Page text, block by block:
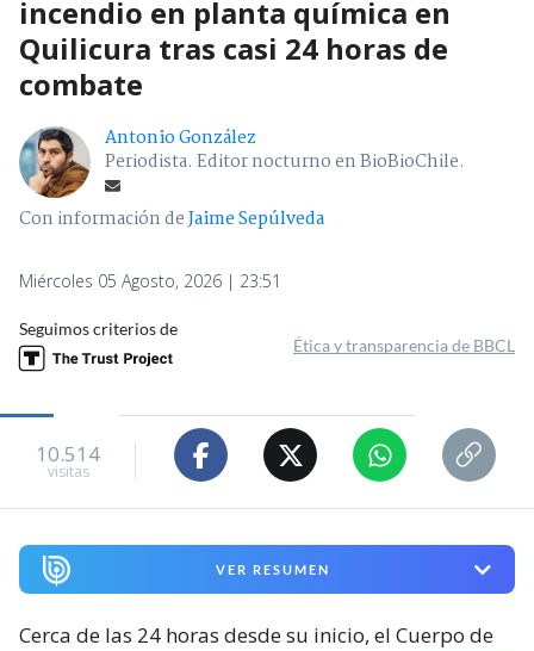
incendio en planta química en
Quilicura tras casi 24 horas de
combate
Antonio González
Periodista. Editor nocturno en BioBioChile.
Con información deJaime Sepúlveda
Miércoles 05 Agosto, 2026 | 23:51
Seguimos criterios de
Ética y transparencia de BBCL
10.514
visitas
VER RESUMEN
Cerca de las 24 horas desde su inicio, el Cuerpo de